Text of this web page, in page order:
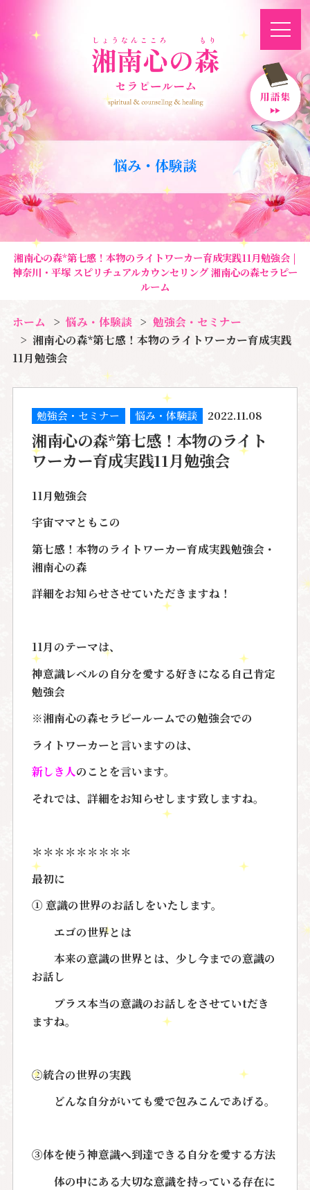
悩み・体験談
湘南心の森*第七感！本物のライトワーカー育成実践11月勉強会 |
神奈川・平塚 スピリチュアルカウンセリング 湘南心の森セラピー
ルーム
ホーム 悩み・体験談
勉強会・セミナー
湘南心の森*第七感！本物のライトワーカー育成実践
11月勉強会
勉強会・セミナー 悩み・体験談 2022.11.08
湘南心の森*第七感！本物のライト
ワーカー育成実践11月勉強会
11月勉強会
宇宙ママともこの
第七感！本物のライトワーカー育成実践勉強会・
湘南心の森
詳細をお知らせさせていただきますね！
11月のテーマは、
神意識レベルの自分を愛する好きになる自己肯定
勉強会
※湘南心の森セラピールームでの勉強会での
ライトワーカーと言いますのは、
新しき人のことを言います。
それでは、詳細をお知らせします致しますね。
＊＊＊＊＊＊＊＊＊
最初に
① 意識の世界のお話しをいたします。
エゴの世界とは
本来の意識の世界とは、少し今までの意識の
お話し
プラス本当の意識のお話しをさせていtだき
ますね。
②統合の世界の実践
どんな自分がいても愛で包みこんであげる。
③体を使う神意識へ到達できる自分を愛する方法
体の中にある大切な意識を持っている存在に